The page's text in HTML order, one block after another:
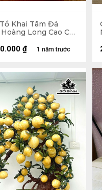
Khai Tâm Đá
Long Cao Cả
1 năm trước
₫